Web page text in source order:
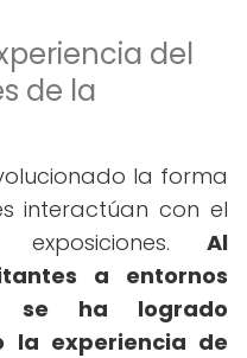
del
de la
la forma
interactúan con el
Al
a entornos
se ha logrado
la experiencia de